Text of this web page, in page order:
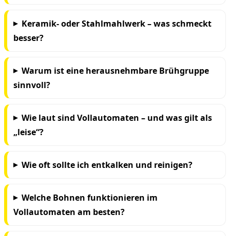
Keramik- oder Stahlmahlwerk – was schmeckt
besser?
Warum ist eine herausnehmbare Brühgruppe
sinnvoll?
Wie laut sind Vollautomaten – und was gilt als
„leise“?
Wie oft sollte ich entkalken und reinigen?
Welche Bohnen funktionieren im
Vollautomaten am besten?